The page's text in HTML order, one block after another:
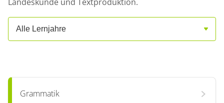
Alle Lernjahre
Grammatik